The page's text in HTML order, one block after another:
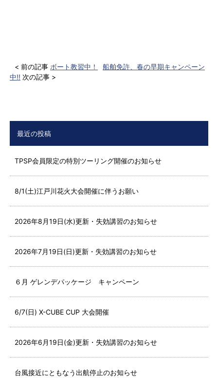
< 前の記事 ボート教習中！
船舶免許、春の早期キャンペーン
中!! 次の記事 >
最近の投稿
TPSP会員限定の特別ツーリング開催のお知らせ
8/1(土)江戸川花火大会開催に伴うお願い
2026年8月19日(水)更新・失効講習のお知らせ
2026年7月19日(日)更新・失効講習のお知らせ
６月 ゲレンデパッケージ キャンペーン
6/7(日) X-CUBE CUP 大会開催
2026年6月19日(金)更新・失効講習のお知らせ
台風接近にともなう出航停止のお知らせ